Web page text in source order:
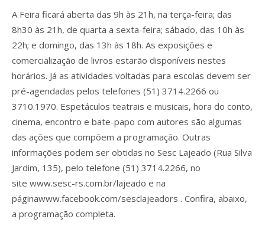
A Feira ficará aberta das 9h às 21h, na terça-feira; das
8h30 às 21h, de quarta a sexta-feira; sábado, das 10h às
22h; e domingo, das 13h às 18h. As exposições e
comercialização de livros estarão disponíveis nestes
horários. Já as atividades voltadas para escolas devem ser
pré-agendadas pelos telefones (51) 3714.2266 ou
3710.1970. Espetáculos teatrais e musicais, hora do conto,
cinema, encontro e bate-papo com autores são algumas
das ações que compõem a programação. Outras
informações podem ser obtidas no Sesc Lajeado (Rua Silva
Jardim, 135), pelo telefone (51) 3714.2266, no
site www.sesc-rs.com.br/lajeado e na
páginawww.facebook.com/sesclajeadors . Confira, abaixo,
a programação completa.